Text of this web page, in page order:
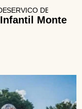
FESTAS
ROSTO INFANTIL
SERVICO DE
Monte